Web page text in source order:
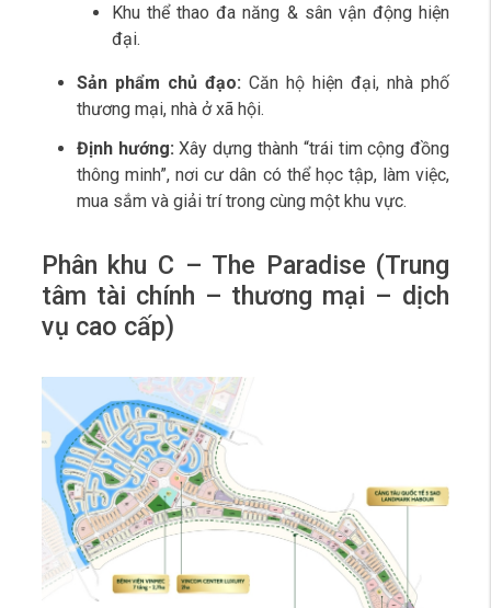
Khu thể thao đa năng & sân vận động hiện
đại.
Sản phẩm chủ đạo: Căn hộ hiện đại, nhà phố
thương mại, nhà ở xã hội.
Định hướng: Xây dựng thành “trái tim cộng đồng
thông minh”, nơi cư dân có thể học tập, làm việc,
mua sắm và giải trí trong cùng một khu vực.
Phân khu C – The Paradise (Trung
tâm tài chính – thương mại – dịch
vụ cao cấp)